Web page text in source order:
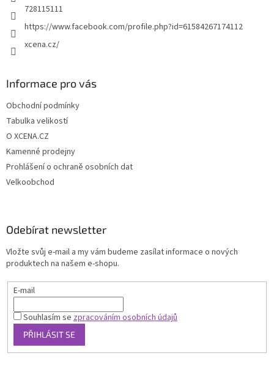
728115111
https://www.facebook.com/profile.php?id=61584267174112
xcena.cz/
Informace pro vás
Obchodní podmínky
Tabulka velikostí
O XCENA.CZ
Kamenné prodejny
Prohlášení o ochraně osobních dat
Velkoobchod
Odebírat newsletter
Vložte svůj e-mail a my vám budeme zasílat informace o nových
produktech na našem e-shopu.
E-mail
Souhlasím sezpracováním osobních údajů
PŘIHLÁSIT SE